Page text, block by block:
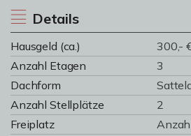
Details
Hausgeld (ca.)
300,-
Anzahl Etagen
3
Dachform
Anzahl Stellplätze
2
Freiplatz